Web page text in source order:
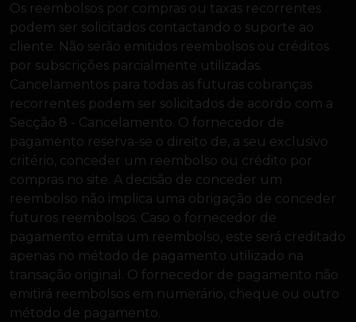
Os reembolsos por compras ou taxas recorrentes
podem ser solicitados contactando o suporte ao
cliente. Não serão emitidos reembolsos ou créditos
por subscrições parcialmente utilizadas.
Cancelamentos para todas as futuras cobranças
recorrentes podem ser solicitados de acordo com a
Secção 8 - Cancelamento. O fornecedor de
pagamento reserva-se o direito de, a seu exclusivo
critério, conceder um reembolso ou crédito por
compras no site. A decisão de conceder um
reembolso não implica uma obrigação de conceder
futuros reembolsos. Caso o fornecedor de
pagamento emita um reembolso, este será creditado
apenas no método de pagamento utilizado na
transação original. O fornecedor de pagamento não
emitirá reembolsos em numerário, cheque ou outro
método de pagamento.